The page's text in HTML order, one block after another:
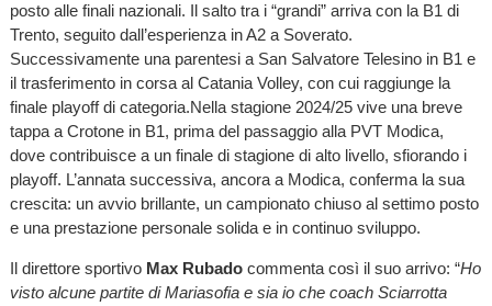
posto alle finali nazionali. Il salto tra i “grandi” arriva con la B1 di
Trento, seguito dall’esperienza in A2 a Soverato.
Successivamente una parentesi a San Salvatore Telesino in B1 e
il trasferimento in corsa al Catania Volley, con cui raggiunge la
finale playoff di categoria.Nella stagione 2024/25 vive una breve
tappa a Crotone in B1, prima del passaggio alla PVT Modica,
dove contribuisce a un finale di stagione di alto livello, sfiorando i
playoff. L’annata successiva, ancora a Modica, conferma la sua
crescita: un avvio brillante, un campionato chiuso al settimo posto
e una prestazione personale solida e in continuo sviluppo.
Il direttore sportivo Max Rubadocommenta così il suo arrivo: “Ho
visto alcune partite di Mariasofia e sia io che coach Sciarrotta